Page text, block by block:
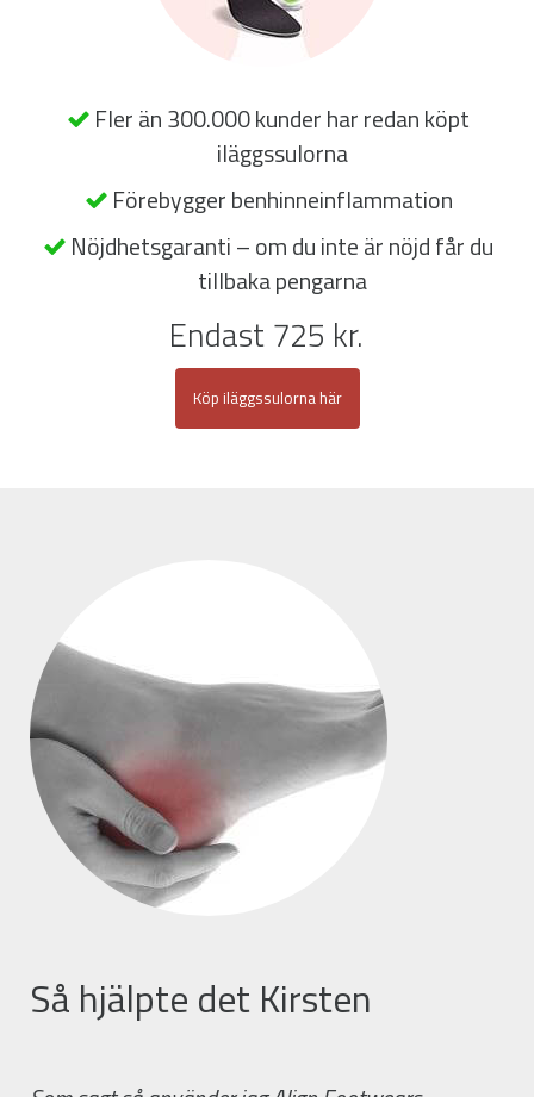
Fler än 300.000 kunder har redan köpt
iläggssulorna
Förebygger benhinneinflammation
Nöjdhetsgaranti – om du inte är nöjd får du
tillbaka pengarna
Endast 725 kr.
Köp iläggssulorna här
Så hjälpte det Kirsten